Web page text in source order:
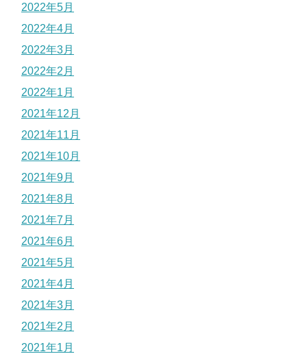
2022年5月
2022年4月
2022年3月
2022年2月
2022年1月
2021年12月
2021年11月
2021年10月
2021年9月
2021年8月
2021年7月
2021年6月
2021年5月
2021年4月
2021年3月
2021年2月
2021年1月